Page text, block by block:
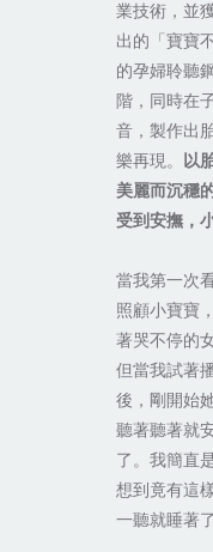
業技術，並
出的「寶寶
的孕婦聆聽
階，同時在
音，製作出
樂再現。
以
美麗而沉穩
受到安撫，
當我第一次
照顧小寶寶
著哭不停的
但當我試著
後，剛開始
聽著聽著就
了。我簡直
想到竟有這
一聽就睡著了